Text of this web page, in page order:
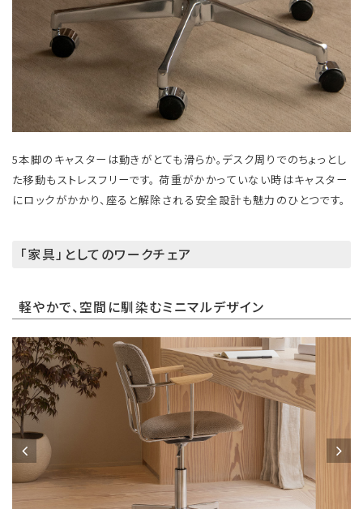
5本脚のキャスターは動きがとても滑らか。デスク周りでのちょっとし
た移動もストレスフリーです。 荷重がかかっていない時はキャスター
にロックがかかり、座ると解除される安全設計も魅力のひとつです。
「家具」としてのワークチェア
軽やかで、空間に馴染むミニマルデザイン